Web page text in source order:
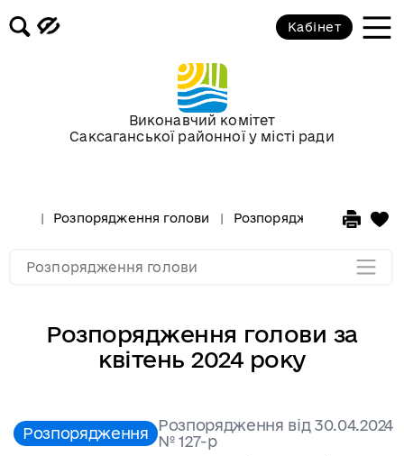
Виконавчий комітет
Саксаганської районної у місті ради
Кабінет
Розпорядження голови Розпорядження голови
Розпорядження голови за
квітень 2024 року
Розпорядження Розпорядження від 30.04.2024
№ 127-р
Розпорядження голови
Розпорядження голови за 2017 рік